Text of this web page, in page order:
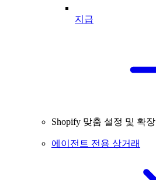
지급
Shopify 맞춤 설정 및 확장
에이전트 전용 상거래